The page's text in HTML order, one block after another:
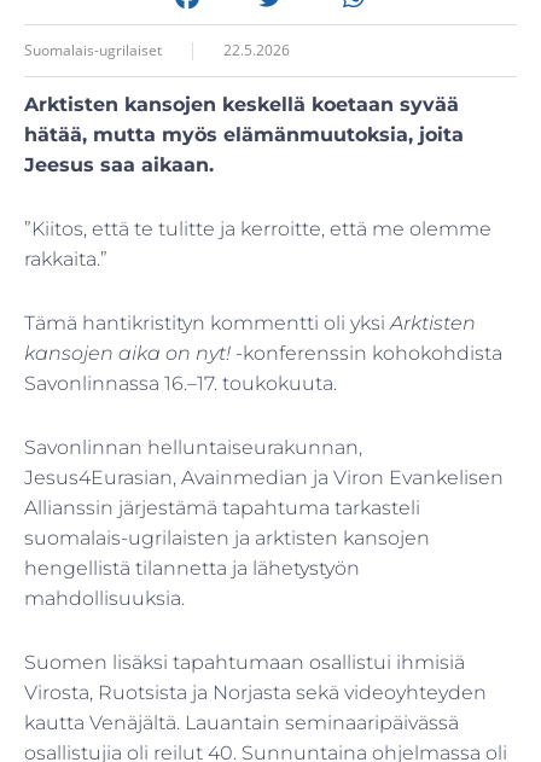
Suomalais-ugrilaiset 22.5.2026
Arktisten kansojen keskellä koetaan syvää
hätää, mutta myös elämänmuutoksia, joita
Jeesus saa aikaan.
”Kiitos, että te tulitte ja kerroitte, että me olemme
rakkaita.”
Tämä hantikristityn kommentti oli yksiArktisten
kansojen aika on nyt! -konferenssin kohokohdista
Savonlinnassa 16.–17. toukokuuta.
Savonlinnan helluntaiseurakunnan,
Jesus4Eurasian, Avainmedian ja Viron Evankelisen
Allianssin järjestämä tapahtuma tarkasteli
suomalais-ugrilaisten ja arktisten kansojen
hengellistä tilannetta ja lähetystyön
mahdollisuuksia.
Suomen lisäksi tapahtumaan osallistui ihmisiä
Virosta, Ruotsista ja Norjasta sekä videoyhteyden
kautta Venäjältä. Lauantain seminaaripäivässä
osallistujia oli reilut 40. Sunnuntaina ohjelmassa oli